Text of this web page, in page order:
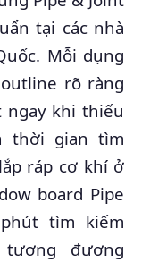
tại các nhà
Mỗi dụng
rõ ràng
khi thiếu
thời gian tìm
ráp cơ khí ở
board Pipe
tìm kiếm
đương